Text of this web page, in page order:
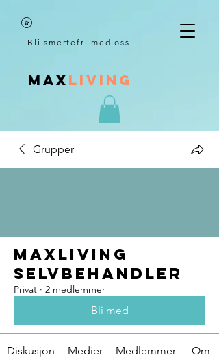
MAX LIVING
Bli smertefri med oss
Grupper
Maxliving
selvbehandler
Privat · 2 medlemmer
Bli med
Diskusjon Medier Medlemmer Om